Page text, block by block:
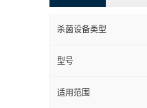
杀菌设备类型
型号
适用范围